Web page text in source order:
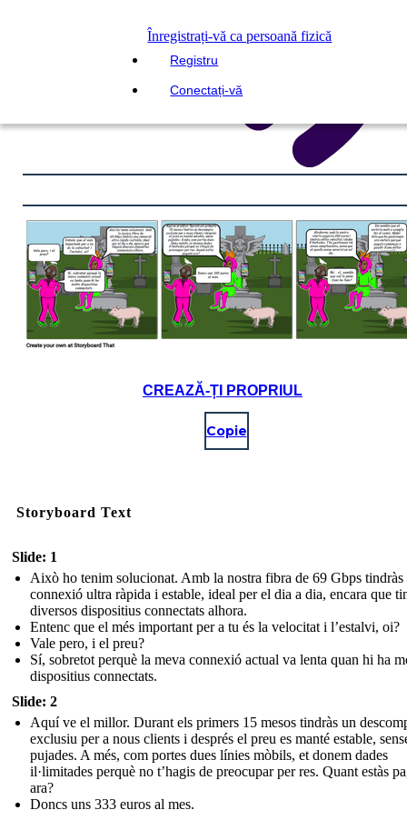
Înregistrați-vă ca persoană fizică
Registru
Conectați-vă
CREAZĂ-ȚI PROPRIUL
Copie
Storyboard Text
Slide: 1
Això ho tenim solucionat. Amb la nostra fibra de 69 Gbps tindràs
connexió ultra ràpida i estable, ideal per el dia a dia, encara que
diversos dispositius connectats alhora.
Entenc que el més important per a tu és la velocitat i l’estalvi, oi?
Vale pero, i el preu?
Sí, sobretot perquè la meva connexió actual va lenta quan hi ha
dispositius connectats.
Slide: 2
Aquí ve el millor. Durant els primers 15 mesos tindràs un
exclusiu per a nous clients i després el preu es manté estable,
pujades. A més, com portes dues línies mòbils, et donem dades
il·limitades perquè no t’hagis de preocupar per res. Quant estàs
ara?
Doncs uns 333 euros al mes.